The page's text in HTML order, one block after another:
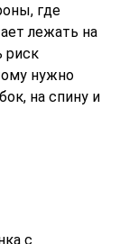
где
лежать на
риск
нужно
на спину и
с